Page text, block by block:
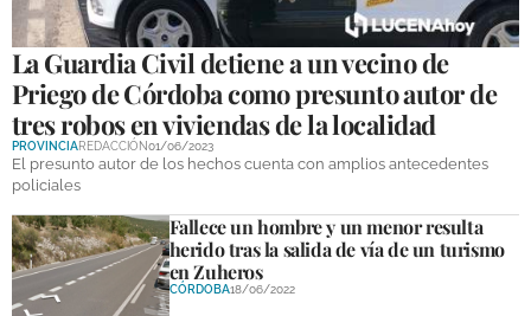
OCIO
COFRADÍAS
DEPORTES
COMPETICIONES
DEPORTE BASE
OPINIÓN
La Guardia Civil detiene a un vecino de
Priego de Córdoba como presunto autor de
tres robos en viviendas de la localidad
PROVINCIAREDACCIÓN01/06/2023
El presunto autor de los hechos cuenta con amplios antecedentes
policiales
Fallece un hombre y un menor resulta
herido tras la salida de vía de un turismo
en Zuheros
CÓRDOBA18/06/2022